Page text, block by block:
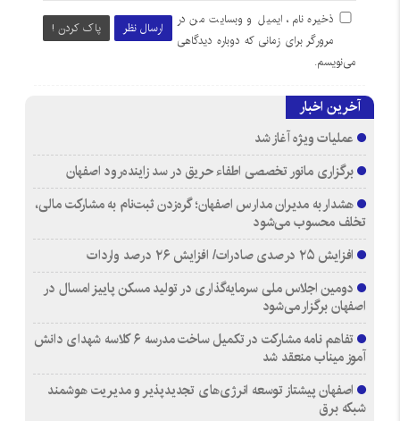
ارسال نظر پاک کردن !
ذخیره نام، ایمیل و وبسایت من در
مرورگر برای زمانی که دوباره دیدگاهی
می‌نویسم.
آخرین اخبار
عملیات ویژه آغاز شد
برگزاری مانور تخصصی اطفاء حریق در سد زاینده‌رود اصفهان
هشدار به مدیران مدارس اصفهان؛ گره‌زدن ثبت‌نام به مشارکت مالی،
تخلف محسوب می‌شود
افزایش ۲۵ درصدی صادرات/ افزایش ۲۶ درصد واردات
دومین اجلاس ملی سرمایه‌گذاری در تولید مسکن پاییز امسال در
اصفهان برگزار می‌شود
تفاهم نامه مشارکت در تکمیل ساخت مدرسه ۶ کلاسه شهدای دانش
آموز میناب منعقد شد
اصفهان پیشتاز توسعه انرژی‌های تجدیدپذیر و مدیریت هوشمند
شبکه برق